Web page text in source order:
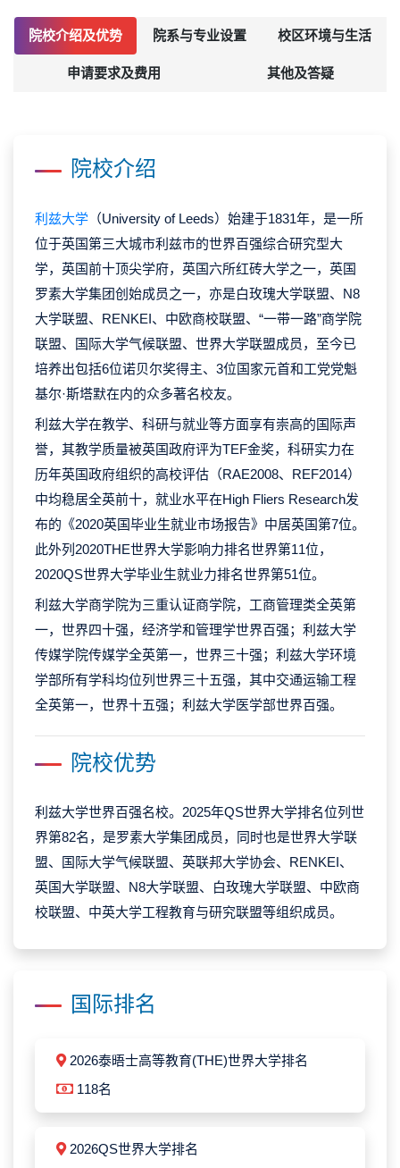
院校介绍及优势 院系与专业设置 校区环境与生活
申请要求及费用 其他及答疑
院校介绍
利兹大学 （University of Leeds）始建于1831年，是一所
位于英国第三大城市利兹市的世界百强综合研究型大
学，英国前十顶尖学府，英国六所红砖大学之一，英国
罗素大学集团创始成员之一，亦是白玫瑰大学联盟、N8
大学联盟、RENKEI、中欧商校联盟、“一带一路”商学院
联盟、国际大学气候联盟、世界大学联盟成员，至今已
培养出包括6位诺贝尔奖得主、3位国家元首和工党党魁
基尔·斯塔默在内的众多著名校友。
利兹大学在教学、科研与就业等方面享有崇高的国际声
誉，其教学质量被英国政府评为TEF金奖，科研实力在
历年英国政府组织的高校评估（RAE2008、REF2014）
中均稳居全英前十，就业水平在High Fliers Research发
布的《2020英国毕业生就业市场报告》中居英国第7位。
此外列2020THE世界大学影响力排名世界第11位，
2020QS世界大学毕业生就业力排名世界第51位。
利兹大学商学院为三重认证商学院，工商管理类全英第
一，世界四十强，经济学和管理学世界百强；利兹大学
传媒学院传媒学全英第一，世界三十强；利兹大学环境
学部所有学科均位列世界三十五强，其中交通运输工程
全英第一，世界十五强；利兹大学医学部世界百强。
院校优势
利兹大学世界百强名校。2025年QS世界大学排名位列世
界第82名，是罗素大学集团成员，同时也是世界大学联
盟、国际大学气候联盟、英联邦大学协会、RENKEI、
英国大学联盟、N8大学联盟、白玫瑰大学联盟、中欧商
校联盟、中英大学工程教育与研究联盟等组织成员。
国际排名
2026泰晤士高等教育(THE)世界大学排名
118名
2026QS世界大学排名